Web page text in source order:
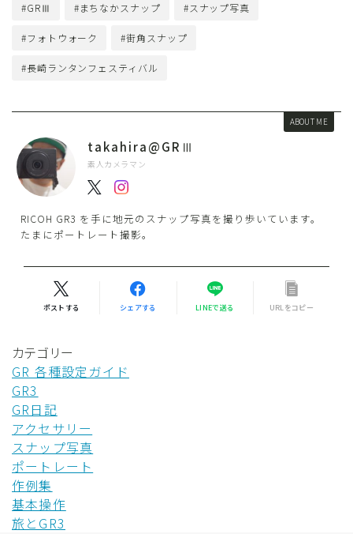
#GRⅢ #まちなかスナップ #スナップ写真
#フォトウォーク #街角スナップ
#長崎ランタンフェスティバル
ABOUT ME
takahira@GRⅢ
素人カメラマン
RICOH GR3 を手に地元のスナップ写真を撮り歩いています。
たまにポートレート撮影。
ポストする シェアする LINEで送る URLをコピー
カテゴリー
GR 各種設定ガイド
GR3
GR日記
アクセサリー
スナップ写真
ポートレート
作例集
基本操作
旅とGR3